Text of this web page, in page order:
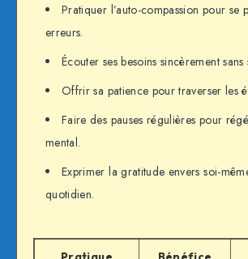
Pratiquer l’auto-compassion pour se
erreurs.
Écouter ses besoins sincèrement sans
Offrir sa patience pour traverser les
Faire des pauses régulières pour
mental.
Exprimer la gratitude envers soi-
quotidien.